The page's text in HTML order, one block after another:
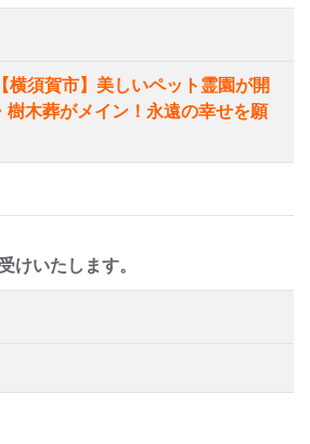
須賀市】美しいペット霊園が開
樹木葬がメイン！永遠の幸せを願
けいたします。